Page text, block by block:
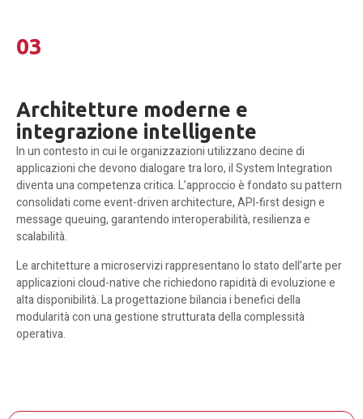
03
Architetture moderne e
integrazione intelligente
In un contesto in cui le organizzazioni utilizzano decine di
applicazioni che devono dialogare tra loro, il System Integration
diventa una competenza critica. L’approccio è fondato su pattern
consolidati come event-driven architecture, API-first design e
message queuing, garantendo interoperabilità, resilienza e
scalabilità.
Le architetture a microservizi rappresentano lo stato dell’arte per
applicazioni cloud-native che richiedono rapidità di evoluzione e
alta disponibilità. La progettazione bilancia i benefici della
modularità con una gestione strutturata della complessità
operativa.